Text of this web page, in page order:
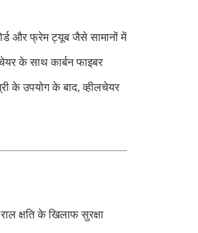
और फ्रेम ट्यूब जैसे सामानों में
के साथ कार्बन फाइबर
के उपयोग के बाद, व्हीलचेयर
क्षति के खिलाफ सुरक्षा